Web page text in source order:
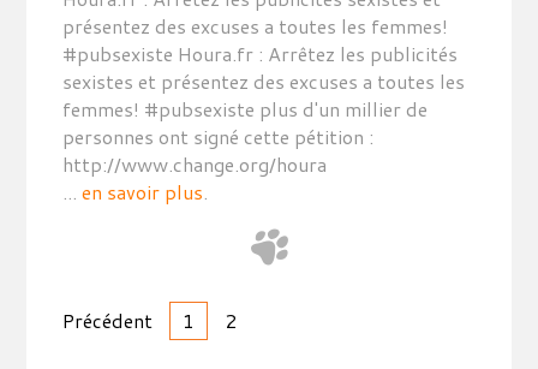
présentez des excuses a toutes les femmes!
#pubsexiste Houra.fr : Arrêtez les publicités
sexistes et présentez des excuses a toutes les
femmes! #pubsexiste plus d'un millier de
personnes ont signé cette pétition :
http://www.change.org/houra
...en savoir plus.
Navigation
Précédent 1 2